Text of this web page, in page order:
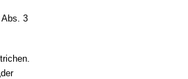
Abs. 3